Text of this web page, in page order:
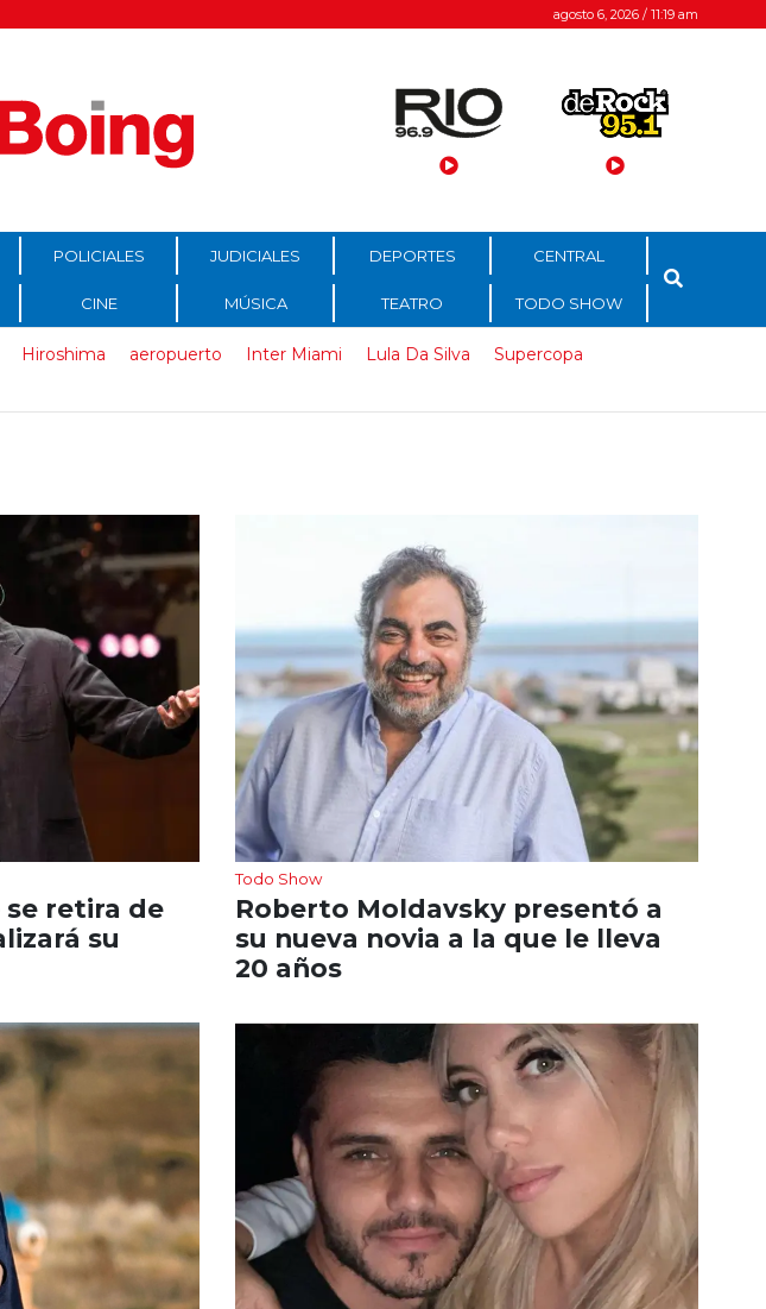
agosto 6, 2026 / 11:19 am
POLICIALES JUDICIALES DEPORTES CENTRAL
CINE MÚSICA TEATRO TODO SHOW
Hiroshima aeropuerto Inter Miami Lula Da Silva
Supercopa
retira de
su
Todo Show
Roberto Moldavsky presentó a
su nueva novia a la que le lleva
20 años